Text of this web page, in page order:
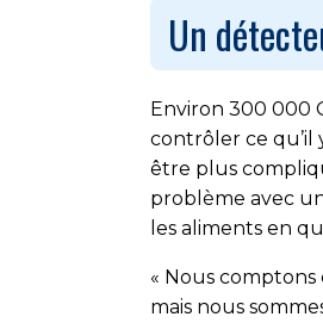
Un
Environ 300 000
contrôler ce qu’il
être plus
problème avec
les aliments en
« Nous
mais nous